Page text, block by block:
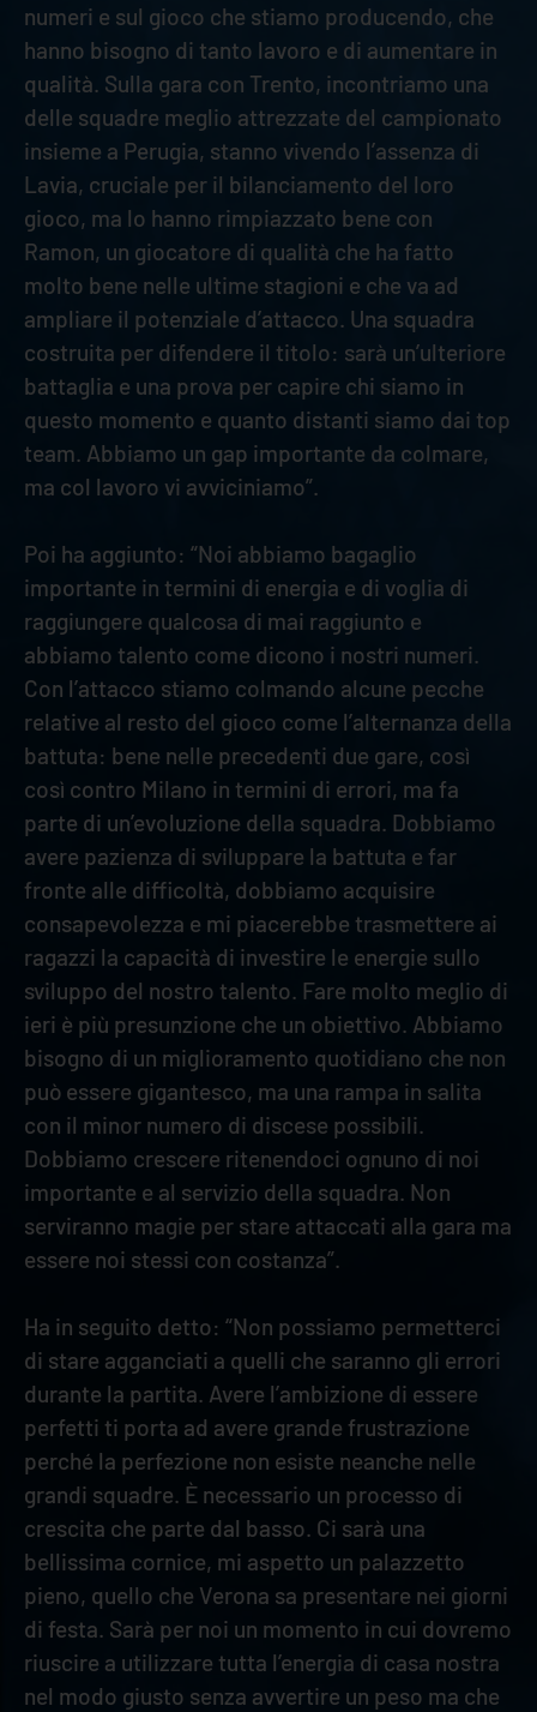
numeri e sul gioco che stiamo producendo, che
hanno bisogno di tanto lavoro e di aumentare in
qualità. Sulla gara con Trento, incontriamo una
delle squadre meglio attrezzate del campionato
insieme a Perugia, stanno vivendo l’assenza di
Lavia, cruciale per il bilanciamento del loro
gioco, ma lo hanno rimpiazzato bene con
Ramon, un giocatore di qualità che ha fatto
molto bene nelle ultime stagioni e che va ad
ampliare il potenziale d’attacco. Una squadra
costruita per difendere il titolo: sarà un’ulteriore
battaglia e una prova per capire chi siamo in
questo momento e quanto distanti siamo dai top
team. Abbiamo un gap importante da colmare,
ma col lavoro vi avviciniamo”.
Poi ha aggiunto: “Noi abbiamo bagaglio
importante in termini di energia e di voglia di
raggiungere qualcosa di mai raggiunto e
abbiamo talento come dicono i nostri numeri.
Con l’attacco stiamo colmando alcune pecche
relative al resto del gioco come l’alternanza della
battuta: bene nelle precedenti due gare, così
così contro Milano in termini di errori, ma fa
parte di un’evoluzione della squadra. Dobbiamo
avere pazienza di sviluppare la battuta e far
fronte alle difficoltà, dobbiamo acquisire
consapevolezza e mi piacerebbe trasmettere ai
ragazzi la capacità di investire le energie sullo
sviluppo del nostro talento. Fare molto meglio di
ieri è più presunzione che un obiettivo. Abbiamo
bisogno di un miglioramento quotidiano che non
può essere gigantesco, ma una rampa in salita
con il minor numero di discese possibili.
Dobbiamo crescere ritenendoci ognuno di noi
importante e al servizio della squadra. Non
serviranno magie per stare attaccati alla gara ma
essere noi stessi con costanza”.
Ha in seguito detto: “Non possiamo permetterci
di stare agganciati a quelli che saranno gli errori
durante la partita. Avere l’ambizione di essere
perfetti ti porta ad avere grande frustrazione
perché la perfezione non esiste neanche nelle
grandi squadre. È necessario un processo di
crescita che parte dal basso. Ci sarà una
bellissima cornice, mi aspetto un palazzetto
pieno, quello che Verona sa presentare nei giorni
di festa. Sarà per noi un momento in cui dovremo
riuscire a utilizzare tutta l’energia di casa nostra
nel modo giusto senza avvertire un peso ma che